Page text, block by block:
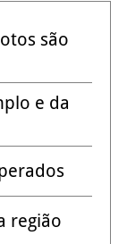
são
e da
região